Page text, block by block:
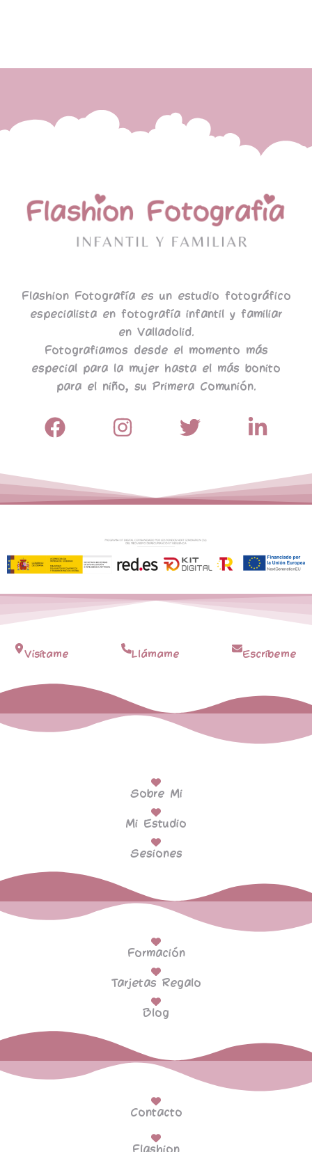
Flashion Fotografía es un estudio fotográfico
especialista en fotografía infantil y familiar
en Valladolid.
Fotografiamos desde el momento más
especial para la mujer hasta el más bonito
para el niño, su Primera Comunión.
Visítame Llámame Escríbeme
Sobre Mi
Mi Estudio
Sesiones
Formación
Tarjetas Regalo
Blog
Contacto